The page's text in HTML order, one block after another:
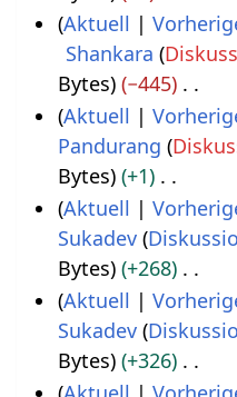
g
1
n
B
e
a
r
b
e
i
t
u
n
K
i
n
e
B
e
a
r
b
e
i
t
Aktuell
Shankara
Bytes
−445
K
e
i
n
e
B
e
a
r
b
Aktuell
Pandurang
Bytes
+1
K
e
i
n
e
B
e
Aktuell
Sukadev
Bytes
+268
K
e
i
n
Aktuell
Sukadev
Bytes
+326
K